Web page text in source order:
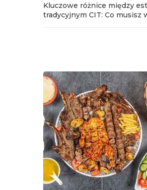
Kluczowe różnice między
tradycyjnym CIT: Co musisz